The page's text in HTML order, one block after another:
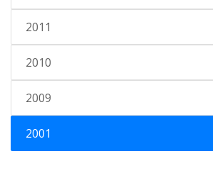
2011
2010
2009
2001